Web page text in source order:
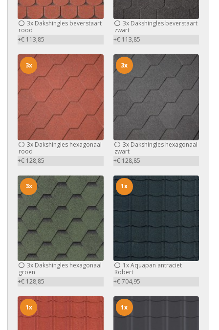
3x Dakshingles beverstaart
rood
+€ 113,85
3xDakshingles beverstaart
zwart
+€ 113,85
3x Dakshingles hexagonaal
rood
+€ 128,85
3x
3xDakshingles hexagonaal
zwart
+€ 128,85
3x
3x Dakshingles hexagonaal
groen
+€ 128,85
3x
1xAquapan antraciet
Robert
+€ 704,95
1x
1x 1x